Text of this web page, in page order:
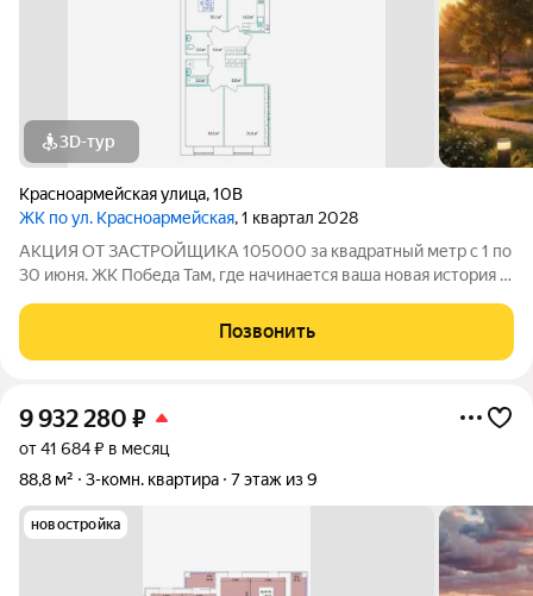
3D-тур
Красноармейская улица,10В
ЖК по ул. Красноармейская, 1 квартал 2028
АКЦИЯ ОТ ЗАСТРОЙЩИКА 105000 за квадратный метр с 1 по
30 июня. ЖК Победа Там, где начинается ваша новая история 1.
современный 5-этажный кирпичный дом на 49 квартир,
созданный в формате уютного
Позвонить
9 932 280 ₽
от 41 684 ₽ в месяц
88,8 м²
3-комн. квартира 7 этаж из 9
новостройка